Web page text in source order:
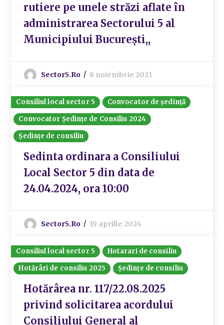
rutiere pe unele străzi aflate în
administrarea Sectorului 5 al
Municipiului București,,
Sector5.ro 8 noiembrie 2021
Consiliul local sector 5
Convocator de ședință
Convocator Ședințe de Consiliu 2024
Ședințe de consiliu
Sedinta ordinara a Consiliului
Local Sector 5 din data de
24.04.2024, ora 10:00
Sector5.ro 19 aprilie 2024
Consiliul local sector 5
Hotarari de consiliu
Hotărâri de consiliu 2025
Ședințe de consiliu
Hotărârea nr. 117/22.08.2025
privind solicitarea acordului
Consiliului General al